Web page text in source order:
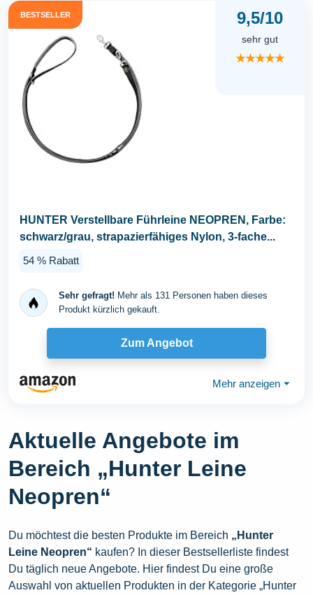
BESTSELLER 9,5/10
sehr gut
★★★★★
HUNTER Verstellbare Führleine NEOPREN, Farbe:
schwarz/grau, strapazierfähiges Nylon, 3-fache...
54 % Rabatt
Sehr gefragt! Mehr als 131 Personen haben dieses
Produkt kürzlich gekauft.
Zum Angebot
Mehr anzeigen ⏷
Aktuelle Angebote im
Bereich „Hunter Leine
Neopren“
Du möchtest die besten Produkte im Bereich „Hunter
Leine Neopren“ kaufen? In dieser Bestsellerliste findest
Du täglich neue Angebote. Hier findest Du eine große
Auswahl von aktuellen Produkten in der Kategorie „Hunter